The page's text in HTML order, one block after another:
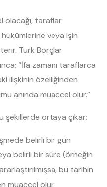
olacağı, taraflar
veya işin
Türk Borçlar
“İfa zamanı taraflarca
ilişkinin özelliğinden
anında muaccel olur.”
şekillerde ortaya çıkar:
belirli bir gün
belirli bir süre (örneğin
bu tarihin
muaccel olur.